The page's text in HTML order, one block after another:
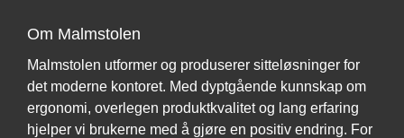
Om Malmstolen
Malmstolen utformer og produserer sitteløsninger for
det moderne kontoret. Med dyptgående kunnskap om
ergonomi, overlegen produktkvalitet og lang erfaring
hjelper vi brukerne med å gjøre en positiv endring. For